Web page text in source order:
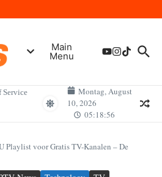
Termine
Galaxy Watch 9 heraus? Der
für Smartwatch-Fans
Fernseher sind die Besten? Der Vollständige
Bildqualität
und der Karriere
Main
Menu
Service
Montag, August
10, 2026
05:18:56
Playlist voor Gratis TV-Kanalen – De